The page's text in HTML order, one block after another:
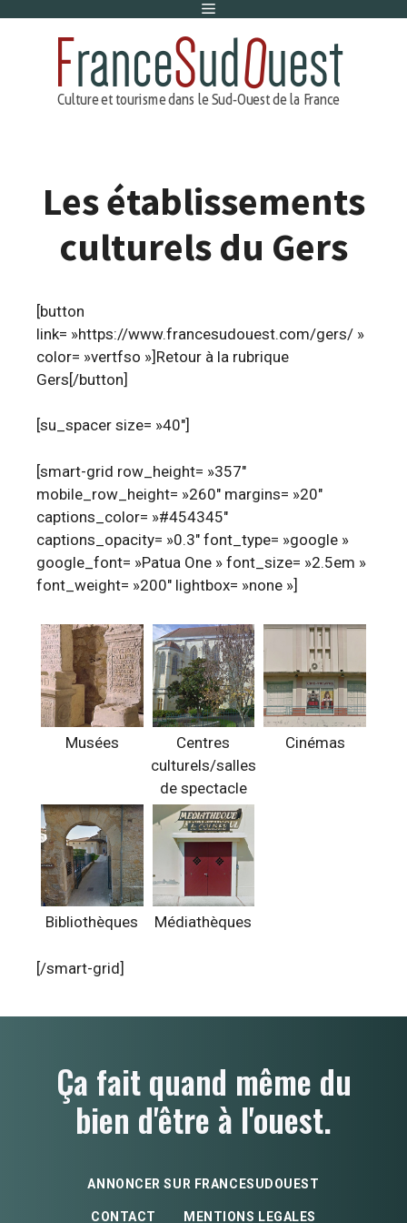
Menu
Les établissements
culturels du Gers
[button
link= »https://www.francesudouest.com/gers/ »
color= »vertfso »]Retour à la rubrique
Gers[/button]
[su_spacer size= »40″]
[smart-grid row_height= »357″
mobile_row_height= »260″ margins= »20″
captions_color= »#454345″
captions_opacity= »0.3″ font_type= »google »
google_font= »Patua One » font_size= »2.5em »
font_weight= »200″ lightbox= »none »]
Musées
Centres
culturels/salles
de spectacle
Cinémas
Bibliothèques Médiathèques
[/smart-grid]
Ça fait quand même du
bien d'être à l'ouest.
ANNONCER SUR FRANCESUDOUEST
CONTACT MENTIONS LEGALES